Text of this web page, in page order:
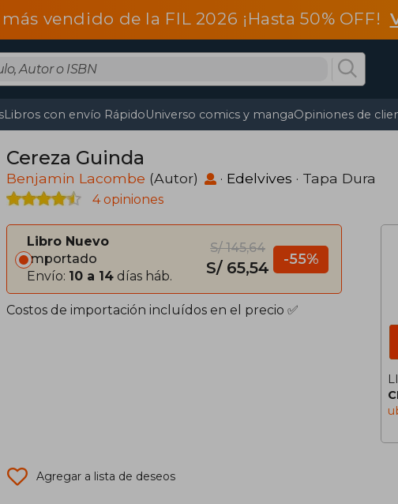
más vendido de la FIL 2026 ¡Hasta 50% OFF!
Libros con envío RápidoUniverso comics y mangaOpiniones de
Cereza Guinda
Benjamin Lacombe (Autor) · Edelvives · Tapa Dura
4 opiniones
Libro Nuevo
Importado
Envío: 10 a 14 días háb.
S/ 145,64
S/ 65,54 -55%
Costos de importación incluídos en el precio ✅
Agregar a lista de deseos